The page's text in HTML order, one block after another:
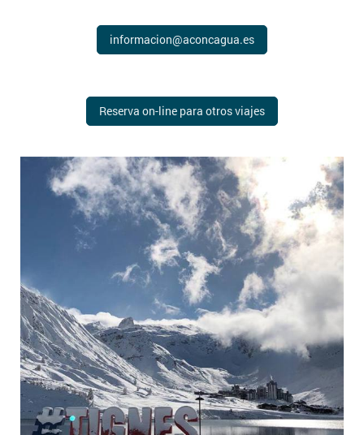
informacion@aconcagua.es
Reserva on-line para otros viajes